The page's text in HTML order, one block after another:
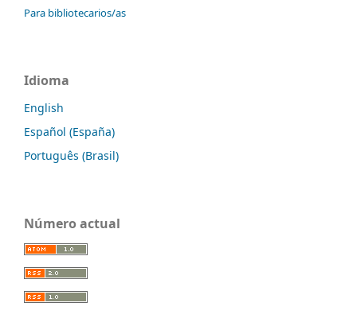
Para bibliotecarios/as
Idioma
English
Español (España)
Português (Brasil)
Número actual